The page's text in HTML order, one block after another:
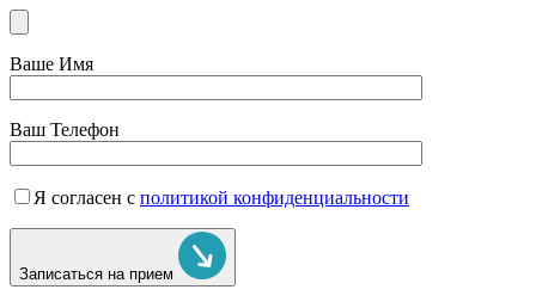
Ваше Имя
Ваш Телефон
Я согласен с политикой конфиденциальности
Записаться на прием